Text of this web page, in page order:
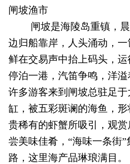
闸坡渔市
闸坡是海陵岛重镇，晨
边归船靠岸，人头涌动，
鲜在交易声中抬上码头，
停泊一港，汽笛争鸣，洋溢
许多游客来到闸坡总驻足
缸，被五彩斑谰的海鱼，
贵稀有的虾蟹所吸引，观
尝美味佳肴，“海味一条街
路，这里海产品琳琅满目。